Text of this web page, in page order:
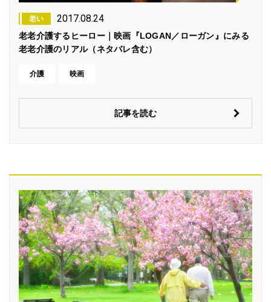
老い 2017.08.24
老老介護するヒーロー｜映画『LOGAN／ローガン』にみる
老老介護のリアル（ネタバレ含む）
介護 映画
記事を読む